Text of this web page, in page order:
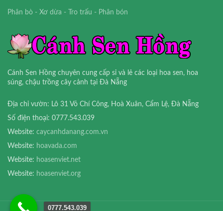
Phân bò - Xơ dừa - Tro trấu - Phân bón
Cánh Sen Hồng chuyên cung cấp sỉ và lẻ các loại hoa sen, hoa
súng, chậu trồng cây cảnh tại Đà Nẵng
Địa chỉ vườn: Lô 31 Võ Chí Công, Hoà Xuân, Cẩm Lệ, Đà Nẵng
Số điện thoại: 0777.543.039
Website: caycanhdanang.com.vn
Website: hoavada.com
Website: hoasenviet.net
Website: hoasenviet.org
0777.543.039